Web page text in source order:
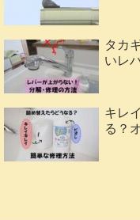
タカ
いレ
キレ
る？